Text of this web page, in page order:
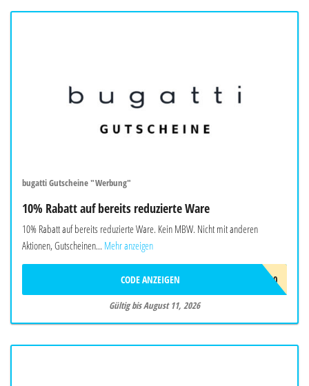
bugatti Gutscheine "Werbung"
10% Rabatt auf bereits reduzierte Ware
10% Rabatt auf bereits reduzierte Ware. Kein MBW. Nicht mit anderen
Aktionen, Gutscheinen... Mehr anzeigen
FINAL10
CODE ANZEIGEN
Gültig bis August 11, 2026